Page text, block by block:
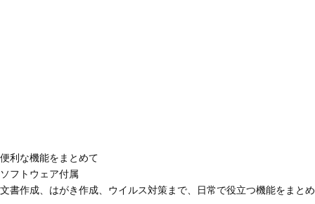
便利な機能をまとめて
ソフトウェア付属
文書作成、はがき作成、ウイルス対策まで、日常で役立つ機能をまと